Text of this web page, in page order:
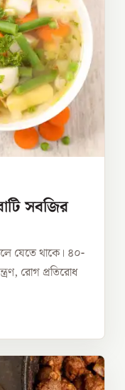
সবজির
যেতে থাকে। ৪০-
রোগ প্রতিরোধ